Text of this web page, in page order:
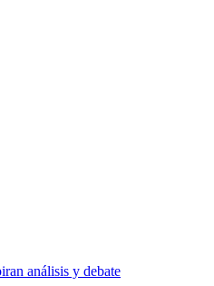
análisis y debate